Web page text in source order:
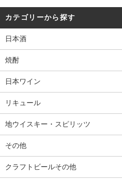
カテゴリーから探す
日本酒
焼酎
日本ワイン
リキュール
地ウイスキー・スピリッツ
その他
クラフトビールその他